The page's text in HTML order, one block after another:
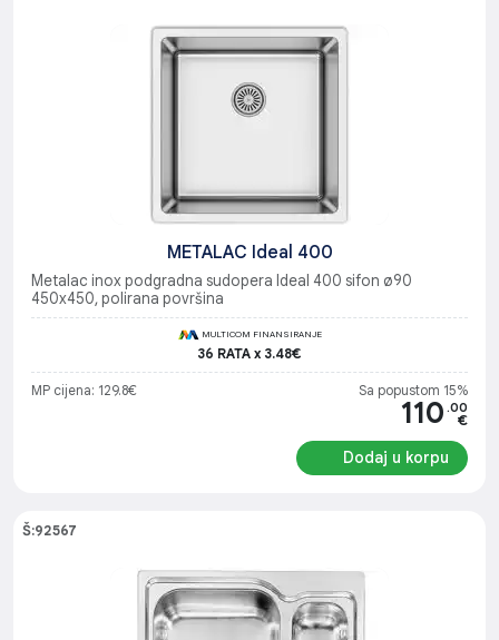
METALAC Ideal 400
Metalac inox podgradna sudopera Ideal 400 sifon ø90
450x450, polirana površina
MULTICOM FINANSIRANJE
36 RATA x 3.48€
MP cijena: 129.8€ Sa popustom 15%
110 .00
€
Dodaj u korpu
Š:92567